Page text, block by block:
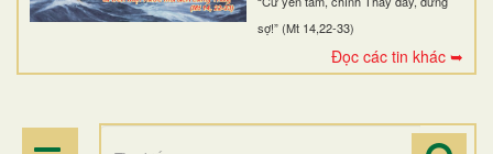
sợ!” (Mt 14,22-33)
Đọc các tin khác ➥
ĐIỂM HÀNH HƯƠNG